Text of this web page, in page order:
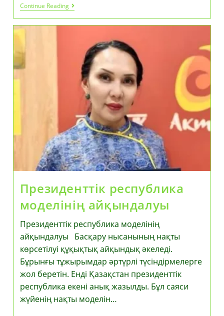
Continue ReadingЖаңа
Қоғамдық
Келісімнің
Президенттік республика
моделінің айқындалуы
Президенттік республика моделінің
айқындалуы Басқару нысанының нақты
көрсетілуі құқықтық айқындық әкеледі.
Бұрынғы тұжырымдар әртүрлі түсіндірмелерге
жол беретін. Енді Қазақстан президенттік
республика екені анық жазылды. Бұл саяси
жүйенің нақты моделін…